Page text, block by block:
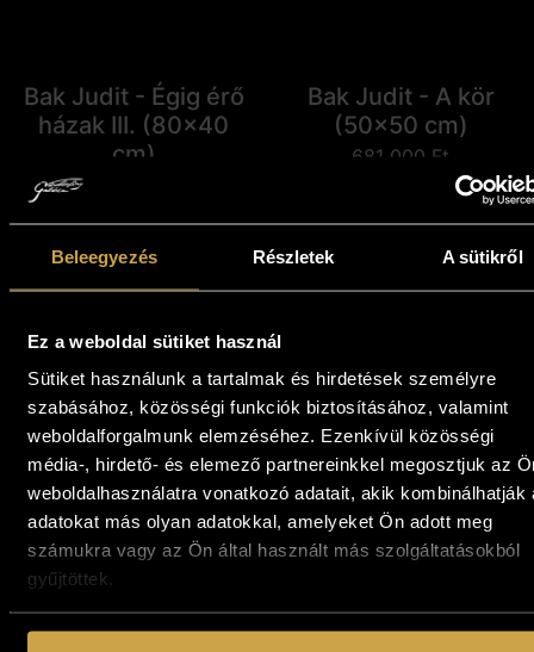
Beleegyezés Részletek A sütikről
Ez a weboldal sütiket használ
Sütiket használunk a tartalmak és hirdetések személyre
szabásához, közösségi funkciók biztosításához, valamint
weboldalforgalmunk elemzéséhez. Ezenkívül közösségi
média-, hirdető- és elemező partnereinkkel megosztjuk az
weboldalhasználatra vonatkozó adatait, akik kombinálhatják
adatokat más olyan adatokkal, amelyeket Ön adott meg
számukra vagy az Ön által használt más szolgáltatásokból
gyűjtöttek.
Bak Judit - Égig érő
házak III. (80x40
cm)
Kosárba teszem
Bak Judit - A kör
(50x50 cm)
681 000 Ft
Kosárba teszem
Bak Judit - Tavaszt
köszöntő II. (40x80
cm)
794 000Ft
Bak Judit - Terra
(75x75 cm)
1 140 000Ft